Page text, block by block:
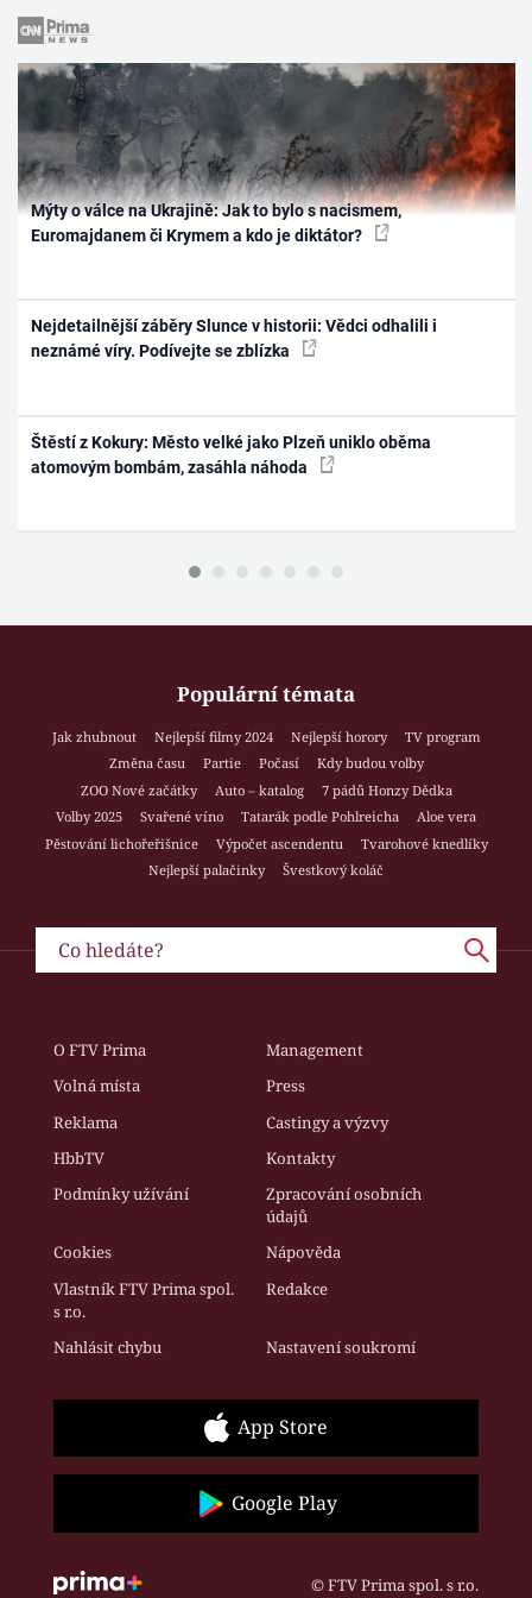
Mýty o válce na Ukrajině: Jak to bylo s nacismem,
Euromajdanem či Krymem a kdo je diktátor?
Nejdetailnější záběry Slunce v historii: Vědci odhalili i
neznámé víry. Podívejte se zblízka
Štěstí z Kokury: Město velké jako Plzeň uniklo oběma
atomovým bombám, zasáhla náhoda
Populární témata
Jak zhubnout Nejlepší filmy 2024 Nejlepší horory
TV program
Změna času
Partie Počasí
Kdy budou volby
ZOO Nové začátky
Auto – katalog
7 pádů Honzy Dědka
Volby 2025
Svařené víno Tatarák podle Pohlreicha
Aloe vera
Pěstování lichořeřišnice
Výpočet ascendentu
Tvarohové knedlíky
Nejlepší palačinky
Švestkový koláč
O FTV Prima
Management
Volná místa
Press
Reklama
Castingy a výzvy
HbbTV
Kontakty
Podmínky užívání
Zpracování osobních
údajů
Cookies
Nápověda
Vlastník FTV Prima spol.
s r.o.
Redakce
Nahlásit chybu Nastavení soukromí
App Store
Google Play
© FTV Prima spol. s r.o.